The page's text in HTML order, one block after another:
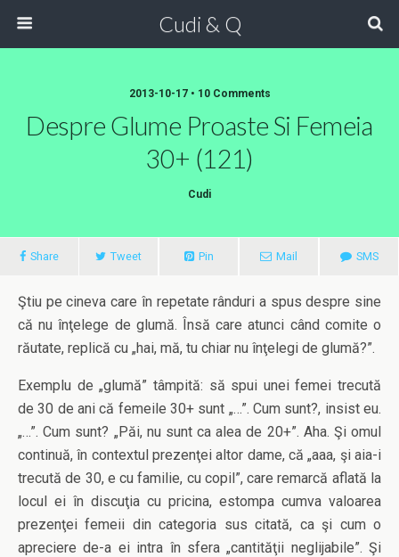
Cudi & Q
2013-10-17 • 10 Comments
Despre Glume Proaste Si Femeia
30+ (121)
Cudi
Share Tweet Pin Mail SMS
Ştiu pe cineva care în repetate rânduri a spus despre sine
că nu înţelege de glumă. Însă care atunci când comite o
răutate, replică cu „hai, mă, tu chiar nu înţelegi de glumă?”.
Exemplu de „glumă” tâmpită: să spui unei femei trecută
de 30 de ani că femeile 30+ sunt „…”. Cum sunt?, insist eu.
„…”. Cum sunt? „Păi, nu sunt ca alea de 20+”. Aha. Şi omul
continuă, în contextul prezenţei altor dame, că „aaa, şi aia-i
trecută de 30, e cu familie, cu copil”, care remarcă aflată la
locul ei în discuţia cu pricina, estompa cumva valoarea
prezenţei femeii din categoria sus citată, ca şi cum o
apreciere de-a ei intra în sfera „cantităţii neglijabile”. Şi